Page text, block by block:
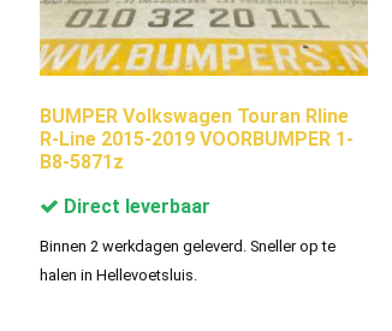
BUMPER Volkswagen Touran Rline
R-Line 2015-2019 VOORBUMPER 1-
B8-5871z
Direct leverbaar
Binnen 2 werkdagen geleverd. Sneller op te
halen in Hellevoetsluis.